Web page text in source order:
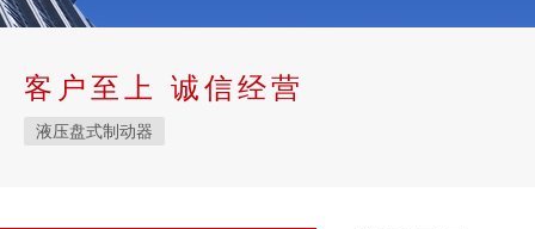
客户至上 诚信经营
液压盘式制动器